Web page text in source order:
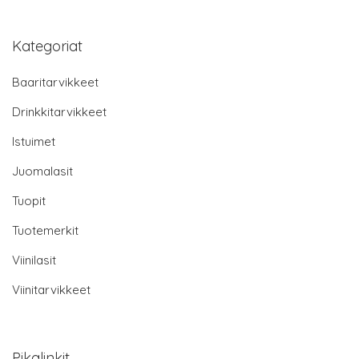
Kategoriat
Baaritarvikkeet
Drinkkitarvikkeet
Istuimet
Juomalasit
Tuopit
Tuotemerkit
Viinilasit
Viinitarvikkeet